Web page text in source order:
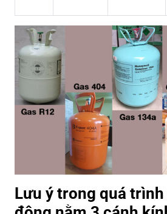
Lưu ý trong quá trình